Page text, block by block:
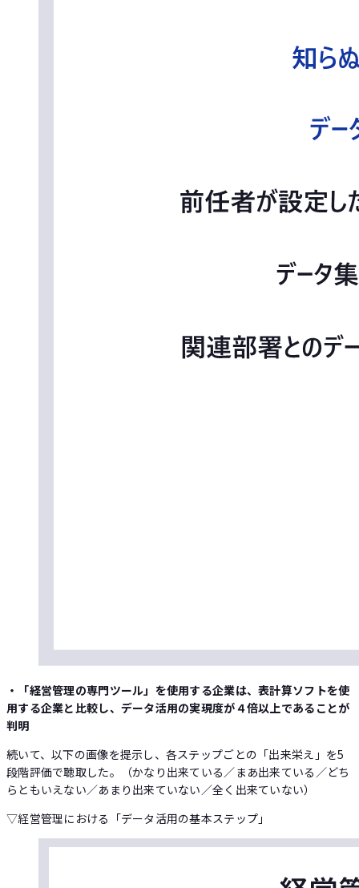
・「経営管理の専門ツール」を使用する企業は、表計算ソフトを使
用する企業と比較し、データ活用の実現度が４倍以上であることが
判明
続いて、以下の画像を提示し、各ステップごとの「出来栄え」を5
段階評価で聴取した。（かなり出来ている／まあ出来ている／どち
らともいえない／あまり出来ていない／全く出来ていない）
▽経営管理における「データ活用の基本ステップ」